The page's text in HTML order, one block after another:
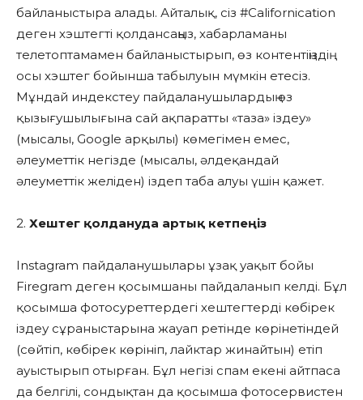
байланыстыра алады. Айталық, сіз #Californication
деген хэштегті қолдансаңыз, хабарламаны
телетоптамамен байланыстырып, өз контентіңіздің
осы хэштег бойынша табылуын мүмкін етесіз.
Мұндай индекстеу пайдаланушылардың өз
қызығушылығына сай ақпаратты «таза» іздеу»
(мысалы, Google арқылы) көмегімен емес,
әлеуметтік негізде (мысалы, әлдеқандай
әлеуметтік желіден) іздеп таба алуы үшін қажет.
2. Хештег қолдануда артық кетпеңіз
Instagram пайдаланушылары ұзақ уақыт бойы
Firegram деген қосымшаны пайдаланып келді. Бұл
қосымша фотосуреттердегі хештегтерді көбірек
іздеу сұраныстарына жауап ретінде көрінетіндей
(сөйтіп, көбірек көрініп, лайктар жинайтын) етіп
ауыстырып отырған. Бұл негізі спам екені айтпаса
да белгілі, сондықтан да қосымша фотосервистен